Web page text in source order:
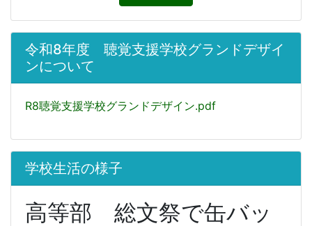
令和8年度 聴覚支援学校グランドデザイ
ンについて
R8聴覚支援学校グランドデザイン.pdf
学校生活の様子
高等部 総文祭で缶バッ